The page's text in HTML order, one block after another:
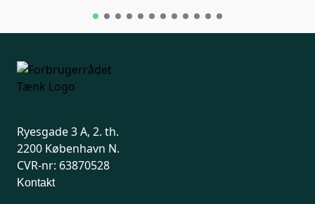
Ryesgade 3 A, 2. th.
2200 København N.
CVR-nr: 63870528
Kontakt